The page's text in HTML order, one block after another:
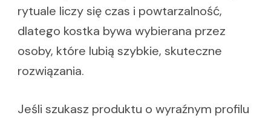
rytuale liczy się czas i powtarzalność,
dlatego kostka bywa wybierana przez
osoby, które lubią szybkie, skuteczne
rozwiązania.
Jeśli szukasz produktu o wyraźnym profilu